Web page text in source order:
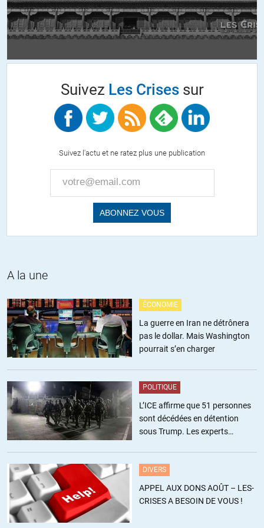
« Ostraciser », carrément… Pourquoi pas « lapider » ? Quand
on s’affranchit du sens des mots, autant y aller à fond.
qu’Onfray est capable de dire absolument n’importe quoi, hors
attitude doctorale que s’il parlait d’un sujet qu’il maitrise. Des
lors, cela jette le discrédit sur tout ce qu’il dit, puisqu’il est clair
que son assurance n’est pas du tout corrélée à la validité de
son discours. Quelle crédibilité accorder au reste de ce qu’il dit
bec et ongle en employant mal à propos des termes comme
dire sur n’importe quel sujet, ils ont tendance à s’imaginer
préparé. Il ne peut rien en sortir de bon.
+17
Jean//01.12.2020 à 06h59
@Kasper
L’arrogance rime souvent avec l’ignorance.
Ostracisme : Attitude hostile d’un ensemble de personnes
constituant une communauté envers ceux qui lui déplaisent.
Le reste est à l’avenant…
+6
Suivez Les Crisessur
Suivez l'actu et ne ratez plus une publication
A la une
ÉCONOMIE
La guerre en Iran ne détrônera
pas le dollar. Mais Washington
pourrait s’en charger
POLITIQUE
L’ICE affirme que 51 personnes
sont décédées en détention
sous Trump. Les experts
DIVERS
APPEL AUX DONS AOÛT – LES-
CRISES A BESOIN DE VOUS !